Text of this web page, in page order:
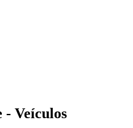
- Veículos